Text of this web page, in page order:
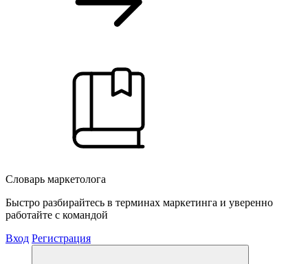
Словарь маркетолога
Быстро разбирайтесь в терминах маркетинга и уверенно
работайте с командой
Вход Регистрация